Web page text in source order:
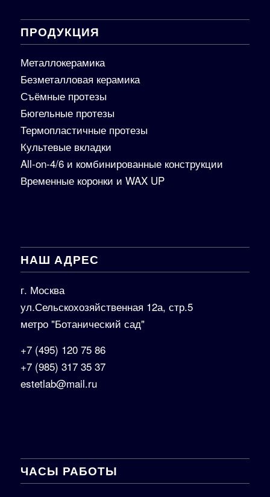
ПРОДУКЦИЯ
Металлокерамика
Безметалловая керамика
Съёмные протезы
Бюгельные протезы
Термопластичные протезы
Культевые вкладки
All-on-4/6 и комбинированные конструкции
Временные коронки и WAX UP
НАШ АДРЕС
г. Москва
ул.Сельскохозяйственная 12а, стр.5
метро "Ботанический сад"
+7 (495) 120 75 86
+7 (985) 317 35 37
estetlab@mail.ru
ЧАСЫ РАБОТЫ